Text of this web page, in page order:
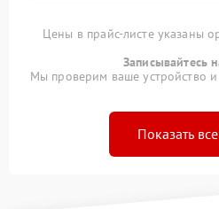
Цены в прайс-листе указаны
Записывайтесь
Мы проверим ваше устройство
Показать